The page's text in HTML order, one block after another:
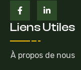
Liens Utiles
À propos de nous